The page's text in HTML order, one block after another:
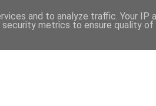
and to analyze traffic. Your IP
metrics to ensure quality of